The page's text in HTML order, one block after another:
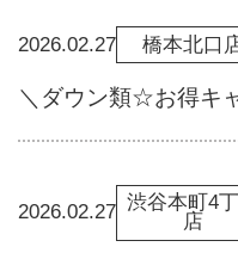
2026.02.27 橋本北口
＼ダウン類☆お得キ
2026.02.27 渋谷本町4
店